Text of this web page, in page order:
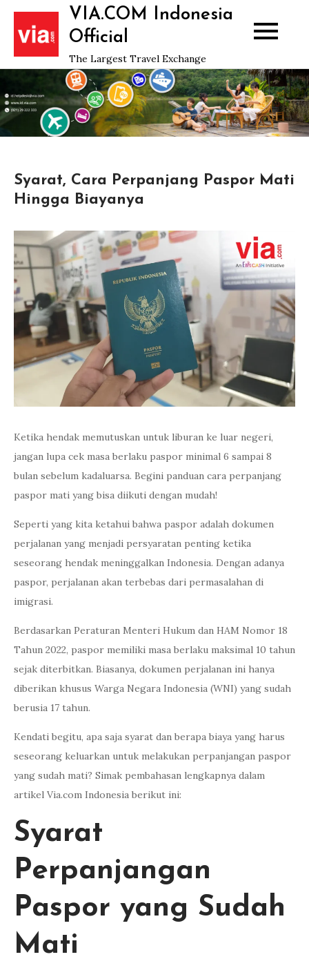
Skip
content
VIA.COM Indonesia
Official
The Largest Travel Exchange
Syarat, Cara Perpanjang Paspor Mati
Hingga Biayanya
Ketika hendak memutuskan untuk liburan ke luar negeri,
jangan lupa cek masa berlaku paspor minimal 6 sampai 8
bulan sebelum kadaluarsa. Begini panduan cara perpanjang
paspor mati yang bisa diikuti dengan mudah!
Seperti yang kita ketahui bahwa paspor adalah dokumen
perjalanan yang menjadi persyaratan penting ketika
seseorang hendak meninggalkan Indonesia. Dengan adanya
paspor, perjalanan akan terbebas dari permasalahan di
imigrasi.
Berdasarkan Peraturan Menteri Hukum dan HAM Nomor 18
Tahun 2022, paspor memiliki masa berlaku maksimal 10 tahun
sejak diterbitkan. Biasanya, dokumen perjalanan ini hanya
diberikan khusus Warga Negara Indonesia (WNI) yang sudah
berusia 17 tahun.
Kendati begitu, apa saja syarat dan berapa biaya yang harus
seseorang keluarkan untuk melakukan perpanjangan paspor
yang sudah mati? Simak pembahasan lengkapnya dalam
artikel Via.com Indonesia berikut ini:
Syarat
Perpanjangan
Paspor yang Sudah
Mati